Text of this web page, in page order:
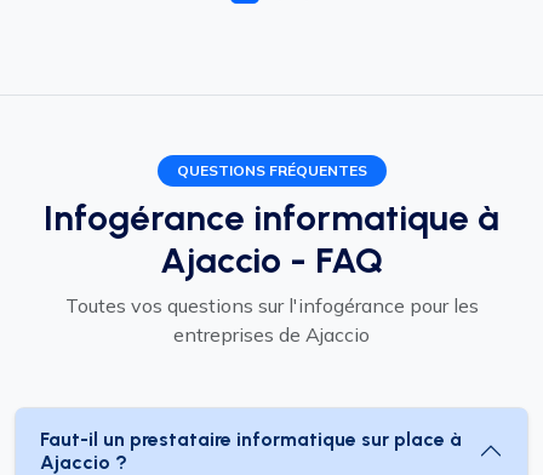
QUESTIONS FRÉQUENTES
Infogérance informatique à
Ajaccio - FAQ
Toutes vos questions sur l'infogérance pour les
entreprises de Ajaccio
Faut-il un prestataire informatique sur place à
Ajaccio ?